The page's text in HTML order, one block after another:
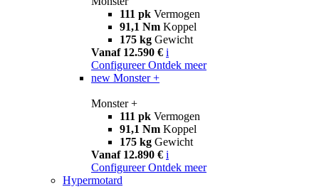
111 pk Vermogen
91,1 Nm Koppel
175 kg Gewicht
Vanaf 12.590 € i
Configureer Ontdek meer
new Monster +
Monster +
111 pk Vermogen
91,1 Nm Koppel
175 kg Gewicht
Vanaf 12.890 € i
Configureer Ontdek meer
Hypermotard